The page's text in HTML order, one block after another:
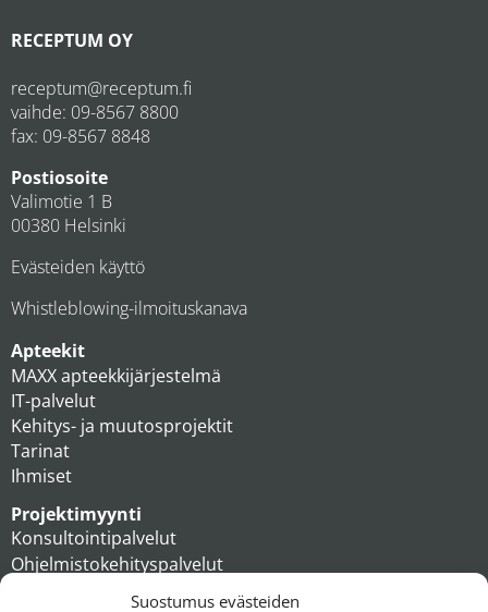
Suostumus evästeiden
RECEPTUM OY
receptum@receptum.fi
vaihde: 09-8567 8800
fax: 09-8567 8848
Postiosoite
Valimotie 1 B
00380 Helsinki
Evästeiden käyttö
Whistleblowing-ilmoituskanava
Apteekit
MAXX apteekkijärjestelmä
IT-palvelut
Kehitys- ja muutosprojektit
Tarinat
Ihmiset
Projektimyynti
Konsultointipalvelut
Ohjelmistokehityspalvelut